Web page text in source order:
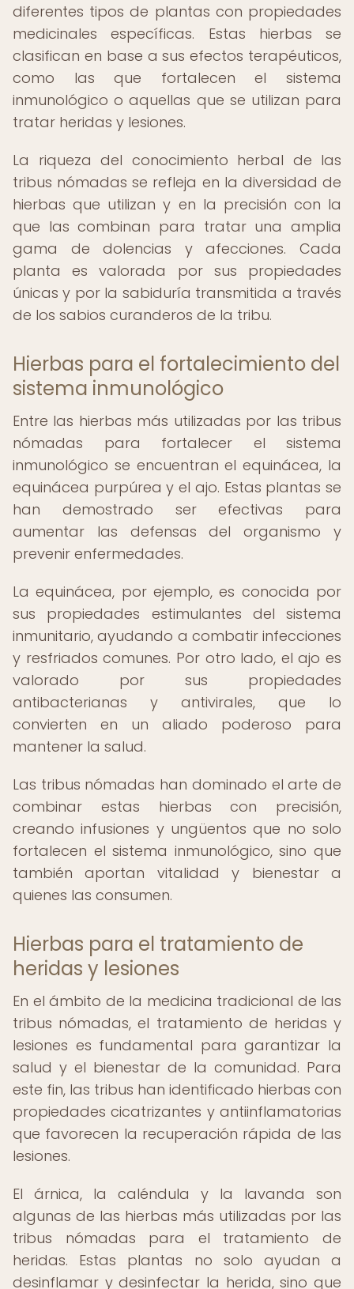
diferentes tipos de plantas con propiedades
medicinales específicas. Estas hierbas se
clasifican en base a sus efectos terapéuticos,
como las que fortalecen el sistema
inmunológico o aquellas que se utilizan para
tratar heridas y lesiones.
La riqueza del conocimiento herbal de las
tribus nómadas se refleja en la diversidad de
hierbas que utilizan y en la precisión con la
que las combinan para tratar una amplia
gama de dolencias y afecciones. Cada
planta es valorada por sus propiedades
únicas y por la sabiduría transmitida a través
de los sabios curanderos de la tribu.
Hierbas para el fortalecimiento del
sistema inmunológico
Entre las hierbas más utilizadas por las tribus
nómadas para fortalecer el sistema
inmunológico se encuentran el equinácea, la
equinácea purpúrea y el ajo. Estas plantas se
han demostrado ser efectivas para
aumentar las defensas del organismo y
prevenir enfermedades.
La equinácea, por ejemplo, es conocida por
sus propiedades estimulantes del sistema
inmunitario, ayudando a combatir infecciones
y resfriados comunes. Por otro lado, el ajo es
valorado por sus propiedades
antibacterianas y antivirales, que lo
convierten en un aliado poderoso para
mantener la salud.
Las tribus nómadas han dominado el arte de
combinar estas hierbas con precisión,
creando infusiones y ungüentos que no solo
fortalecen el sistema inmunológico, sino que
también aportan vitalidad y bienestar a
quienes las consumen.
Hierbas para el tratamiento de
heridas y lesiones
En el ámbito de la medicina tradicional de las
tribus nómadas, el tratamiento de heridas y
lesiones es fundamental para garantizar la
salud y el bienestar de la comunidad. Para
este fin, las tribus han identificado hierbas con
propiedades cicatrizantes y antiinflamatorias
que favorecen la recuperación rápida de las
lesiones.
El árnica, la caléndula y la lavanda son
algunas de las hierbas más utilizadas por las
tribus nómadas para el tratamiento de
heridas. Estas plantas no solo ayudan a
desinflamar y desinfectar la herida, sino que